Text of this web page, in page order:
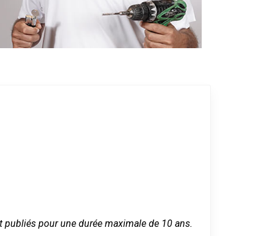
pour une durée maximale de 10 ans.